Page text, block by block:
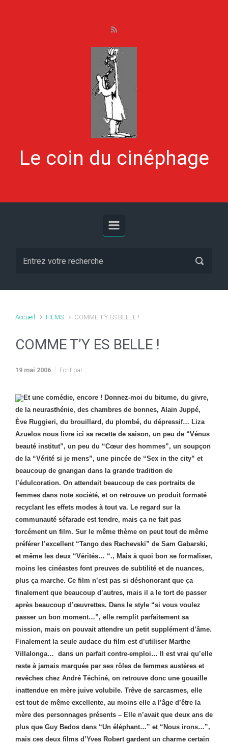
Le coin du cinéphage
Accueil FILMS COMME T’Y ES BELLE !
COMME T’Y ES BELLE !
19 mai 2006 Ecrit par
Et une comédie, encore ! Donnez-moi du bitume, du givre,
de la neurasthénie, des chambres de bonnes, Alain Juppé,
Ève Ruggieri, du brouillard, du plombé, du dépressif… Liza
Azuelos nous livre ici sa recette de saison, un peu de “Vénus
beauté institut”, un peu du “Cœur des hommes”, un soupçon
de la “Vérité si je mens”, une pincée de “Sex in the city” et
beaucoup de gnangan dans la grande tradition de
l’édulcoration. On attendait beaucoup de ces portraits de
femmes dans note société, et on retrouve un produit formaté
recyclant les effets modes à tout va. Le regard sur la
communauté séfarade est tendre, mais ça ne fait pas
forcément un film. Sur le même thème on peut tout de même
préférer l’excellent “Tango des Rachevski” de Sam Gabarski,
et même les deux “Vérités… “., Mais à quoi bon se formaliser,
moins les cinéastes font preuves de subtilité et de nuances,
plus ça marche. Ce film n’est pas si déshonorant que ça
finalement que beaucoup d’autres, mais il a le tort de passer
après beaucoup d’œuvrettes. Dans le style “si vous voulez
passer un bon moment…”, elle remplit parfaitement sa
mission, mais on pouvait attendre un petit supplément d’âme.
Finalement la seule audace du film est d’utiliser Marthe
Villalonga… dans un parfait contre-emploi… Il est vrai qu’elle
reste à jamais marquée par ses rôles de femmes austères et
revêches chez André Téchiné, on retrouve donc une gouaille
inattendue en mère juive volubile. Trêve de sarcasmes, elle
est tout de même excellente, au moins elle a l’âge d’être la
mère des personnages présents – Elle n’avait que deux ans de
plus que Guy Bedos dans “Un éléphant…” et “Nous irons…”,
mais ces deux films d’Yves Robert gardent un charme certain